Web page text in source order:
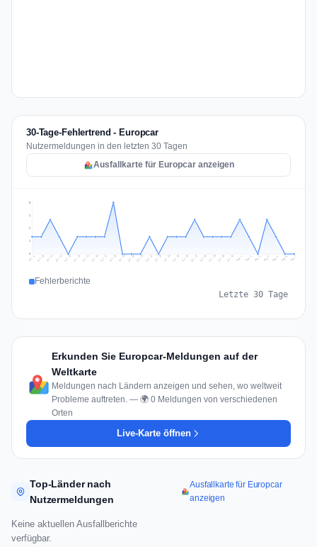
30-Tage-Fehlertrend - Europcar
Nutzermeldungen in den letzten 30 Tagen
Ausfallkarte für Europcar anzeigen
1
2
2
3
Jul 9 Jul 10 Jul 11 Jul 12 Jul 13 Jul 14 Jul 15 Jul 16 Jul 17 Jul 18 Jul 19 Jul 20 Jul 21 Jul 22 Jul 23 Jul 24 Jul 25 Jul 26 Jul 27 Jul 28 Jul 29 Jul 30 Jul 31 Aug 1 Aug 2 Aug 3 Aug 4 Aug 5 Aug 6 Aug 7
Fehlerberichte
Letzte 30 Tage
Erkunden Sie Europcar-Meldungen auf der
Weltkarte
Meldungen nach Ländern anzeigen und sehen, wo weltweit
Probleme auftreten. — 🌍 0 Meldungen von verschiedenen
Orten
Live-Karte öffnen
Top-Länder nach
Nutzermeldungen
Ausfallkarte für Europcar
anzeigen
Keine aktuellen Ausfallberichte
verfügbar.